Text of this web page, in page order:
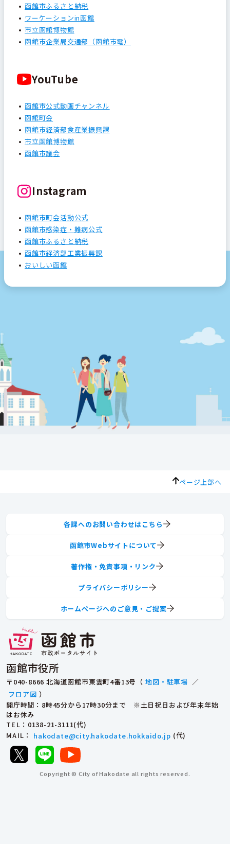
函館市ふるさと納税
ワーケーションin函館
市立函館博物館
函館市企業局交通部（函館市電）
YouTube
函館市公式動画チャンネル
函館町会
函館市経済部食産業振興課
市立函館博物館
函館市議会
Instagram
函館市町会活動公式
函館市感染症・難病公式
函館市ふるさと納税
函館市経済部工業振興課
おいしい函館
ページ上部へ
函館市役所
〒040-8666 北海道函館市東雲町4番13号（ 地図・駐車場 ／
フロア図 ）
開庁時間：8時45分から17時30分まで ※土日祝日および年末年始
はお休み
TEL ：0138-21-3111(代)
MAIL ： hakodate@city.hakodate.hokkaido.jp (代)
各課へのお問い合わせはこちら
函館市Webサイトについて
著作権・免責事項・リンク
プライバシーポリシー
ホームページへのご意見・ご提案
Copyright © City of Hakodate all rights reserved.